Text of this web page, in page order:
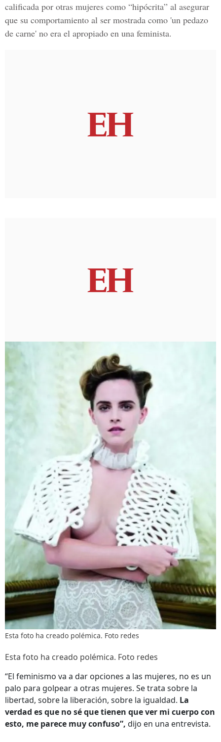
calificada por otras mujeres como “hipócrita” al asegurar
que su comportamiento al ser mostrada como 'un pedazo
de carne' no era el apropiado en una feminista.
Esta foto ha creado polémica. Foto redes
Esta foto ha creado polémica. Foto redes
“El feminismo va a dar opciones a las mujeres, no es un
palo para golpear a otras mujeres. Se trata sobre la
libertad, sobre la liberación, sobre la igualdad. La
verdad es que no sé que tienen que ver mi cuerpo con
esto, me parece muy confuso”, dijo en una entrevista.